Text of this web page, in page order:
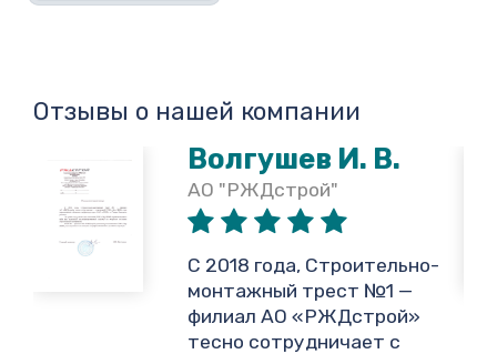
Отзывы о нашей компании
Волгушев И. В.
АО "РЖДстрой"
С 2018 года, Строительно-
монтажный трест №1 —
филиал АО «РЖДстрой»
тесно сотрудничает с